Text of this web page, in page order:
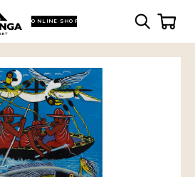
ONLINE SHOP